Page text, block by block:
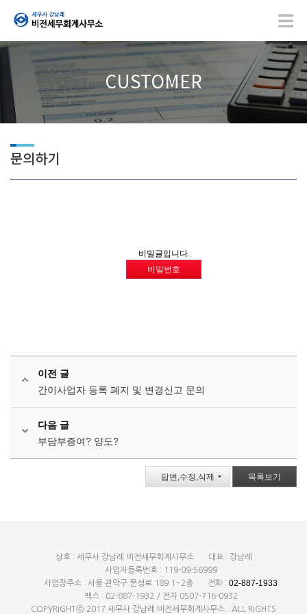
CUSTOMER
문의하기
비밀글입니다.
비밀번호
이전 글
간이사업자 등록 폐지 및 변경신고 문의
다음 글
부담부증여? 양도?
답변,수정,삭제 목록보기
상호 : 세무사 강남례 비전세무회계사무소
대표 : 강남례
사업자등록번호 : 119-09-56999
사업장주소 : 서울 관악구 문성로 189 1~2층
전화 : 02-887-1933
팩스 : 02-887-1932 / 전자 0507-716-0932
COPYRIGHTⓒ 2017 세무사 강남례 비전세무회계사무소 . ALL RIGHTS